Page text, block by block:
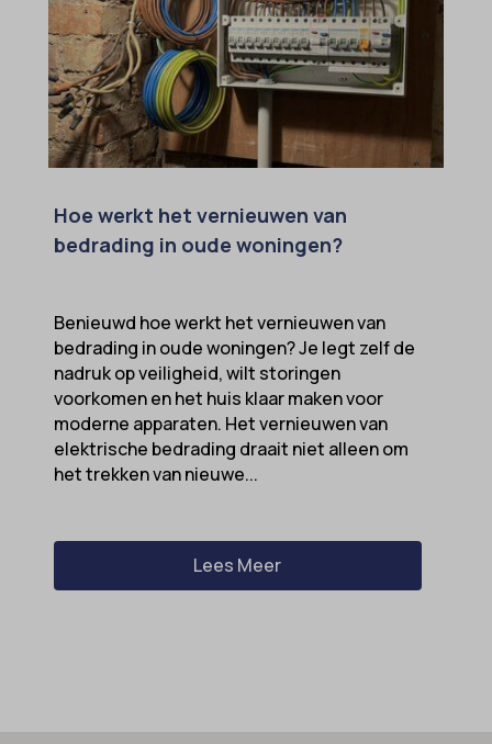
Hoe werkt het vernieuwen van
bedrading in oude woningen?
Benieuwd hoe werkt het vernieuwen van
bedrading in oude woningen? Je legt zelf de
nadruk op veiligheid, wilt storingen
voorkomen en het huis klaar maken voor
moderne apparaten. Het vernieuwen van
elektrische bedrading draait niet alleen om
het trekken van nieuwe...
Lees Meer